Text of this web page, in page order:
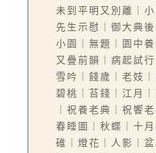
未到平明又別離｜
先生示慰｜御大典
小園｜無題｜園中
又疊前韻｜病起試
雪吟｜餞歲｜老妓
碧桃｜苔錢｜江月
｜祝養老典｜祝饗
春睡圖｜秋蝶｜十
碓｜燈花｜人影｜